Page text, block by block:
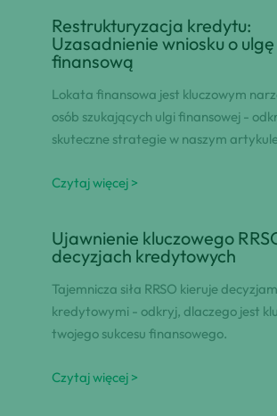
Restrukturyzacja kredytu:
Uzasadnienie wniosku o ulgę
finansową
Lokata finansowa jest kluczowym
osób szukających ulgi finansowej -
skuteczne strategie w naszym
Czytaj więcej >
Ujawnienie kluczowego
decyzjach kredytowych
Tajemnicza siła RRSO kieruje
kredytowymi - odkryj, dlaczego jest
twojego sukcesu finansowego.
Czytaj więcej >